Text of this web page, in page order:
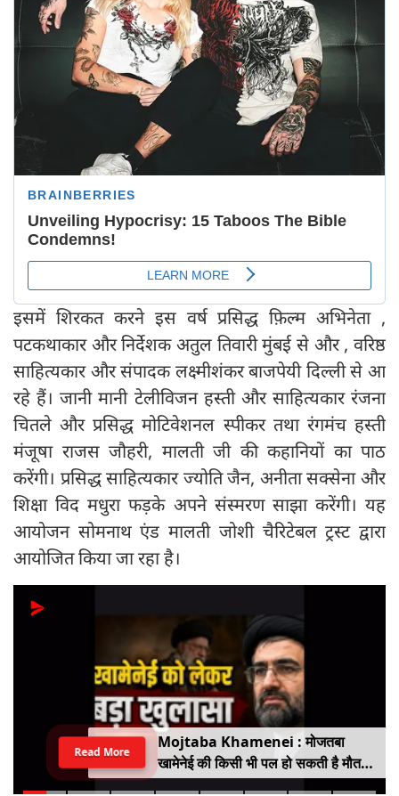
इसमें शिरकत करने इस वर्ष प्रसिद्ध फ़िल्म अभिनेता ,
पटकथाकार और निर्देशक अतुल तिवारी मुंबई से और , वरिष्ठ
साहित्यकार और संपादक लक्ष्मीशंकर बाजपेयी दिल्ली से आ
रहे हैं। जानी मानी टेलीविजन हस्ती और साहित्यकार रंजना
चितले और प्रसिद्ध मोटिवेशनल स्पीकर तथा रंगमंच हस्ती
मंजूषा राजस जौहरी, मालती जी की कहानियों का पाठ
करेंगी। प्रसिद्ध साहित्यकार ज्योति जैन, अनीता सक्सेना और
शिक्षा विद मधुरा फड़के अपने संस्मरण साझा करेंगी। यह
आयोजन सोमनाथ एंड मालती जोशी चैरिटेबल ट्रस्ट द्वारा
आयोजित किया जा रहा है।
Mojtaba Khamenei : मोजतबा
खामेनेई की किसी भी पल हो सकती है मौत,
इजराइली मीडिया के दावे के बीच सामने आया
Read More